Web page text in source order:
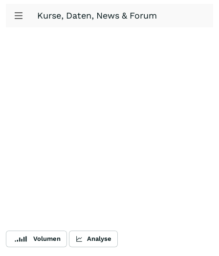
Kurse, Daten, News & Forum
Volumen Analyse